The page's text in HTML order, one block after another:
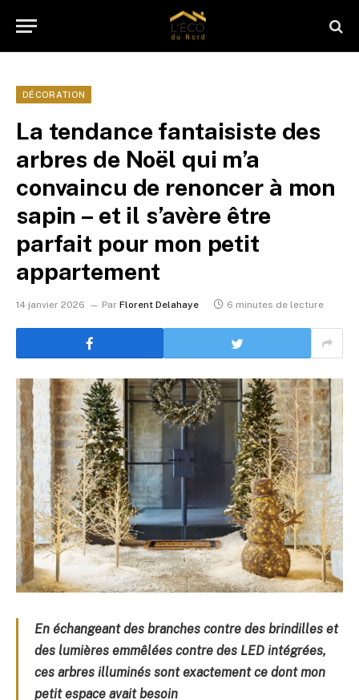
DÉCORATION
La tendance fantaisiste des
arbres de Noël qui m’a
convaincu de renoncer à mon
sapin – et il s’avère être
parfait pour mon petit
appartement
14 janvier 2026 Par Florent Delahaye 6 minutes de lecture
En échangeant des branches contre des brindilles et
des lumières emmêlées contre des LED intégrées,
ces arbres illuminés sont exactement ce dont mon
petit espace avait besoin